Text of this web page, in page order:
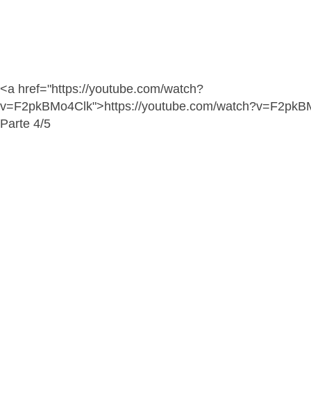
<a href="https://youtube.com/watch?
v=F2pkBMo4Clk">https://youtube.com/
Parte 4/5